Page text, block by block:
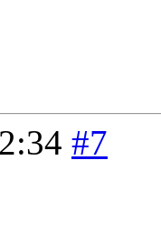
#7